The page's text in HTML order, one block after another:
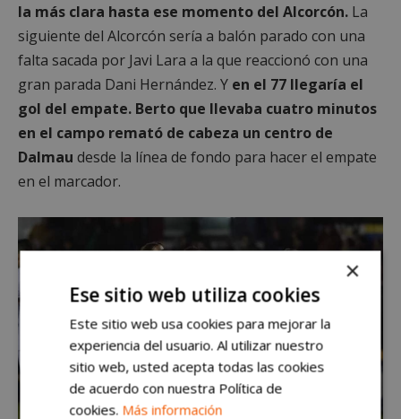
la más clara hasta ese momento del Alcorcón. La
siguiente del Alcorcón sería a balón parado con una
falta sacada por Javi Lara a la que reaccionó con una
gran parada Dani Hernández. Y en el 77 llegaría el
gol del empate. Berto que llevaba cuatro minutos
en el campo remató de cabeza un centro de
Dalmau desde la línea de fondo para hacer el empate
en el marcador.
×
Ese sitio web utiliza cookies
Este sitio web usa cookies para mejorar la
experiencia del usuario. Al utilizar nuestro
sitio web, usted acepta todas las cookies
de acuerdo con nuestra Política de
cookies. Más información